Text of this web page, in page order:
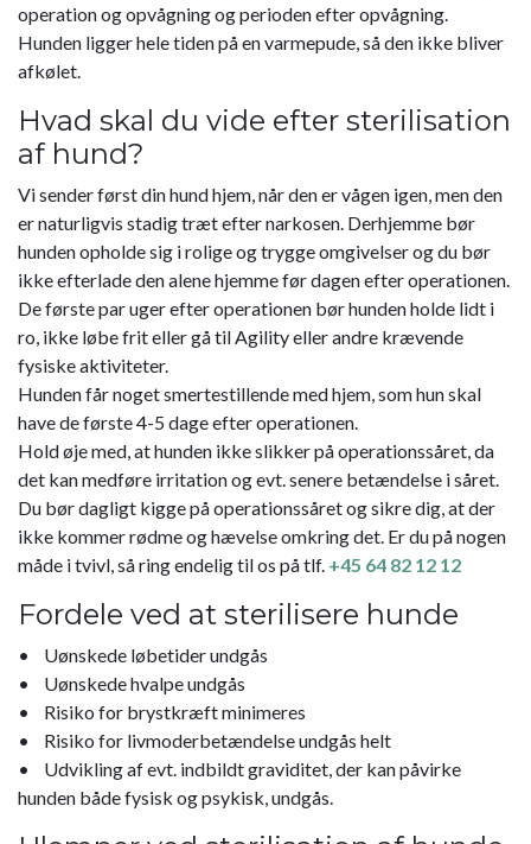
operation og opvågning og perioden efter opvågning.
Hunden ligger hele tiden på en varmepude, så den ikke bliver
afkølet.
Hvad skal du vide efter sterilisation
af hund?
Vi sender først din hund hjem, når den er vågen igen, men den
er naturligvis stadig træt efter narkosen. Derhjemme bør
hunden opholde sig i rolige og trygge omgivelser og du bør
ikke efterlade den alene hjemme før dagen efter operationen.
De første par uger efter operationen bør hunden holde lidt i
ro, ikke løbe frit eller gå til Agility eller andre krævende
fysiske aktiviteter.
Hunden får noget smertestillende med hjem, som hun skal
have de første 4-5 dage efter operationen.
Hold øje med, at hunden ikke slikker på operationssåret, da
det kan medføre irritation og evt. senere betændelse i såret.
Du bør dagligt kigge på operationssåret og sikre dig, at der
ikke kommer rødme og hævelse omkring det. Er du på nogen
måde i tvivl, så ring endelig til os på tlf. +45 64 82 12 12
Fordele ved at sterilisere hunde
• Uønskede løbetider undgås
• Uønskede hvalpe undgås
• Risiko for brystkræft minimeres
• Risiko for livmoderbetændelse undgås helt
• Udvikling af evt. indbildt graviditet, der kan påvirke
hunden både fysisk og psykisk, undgås.